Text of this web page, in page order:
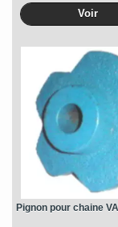
Voir
Pignon pour chaine